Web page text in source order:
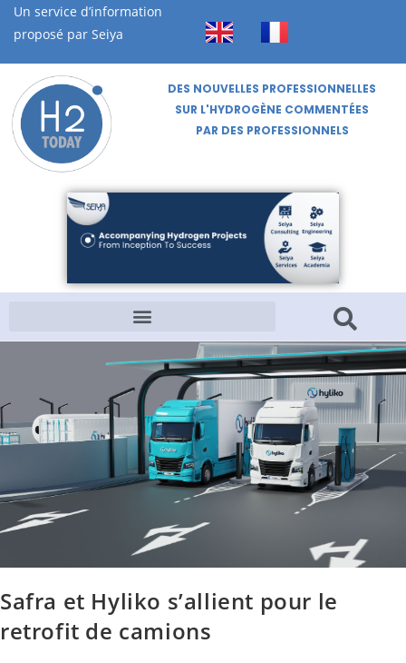
Un service d’information
proposé par Seiya
DES NOUVELLES PROFESSIONNELLES
SUR L'HYDROGÈNE COMMENTÉES
PAR DES PROFESSIONNELS
Safra et Hyliko s’allient pour le
retrofit de camions